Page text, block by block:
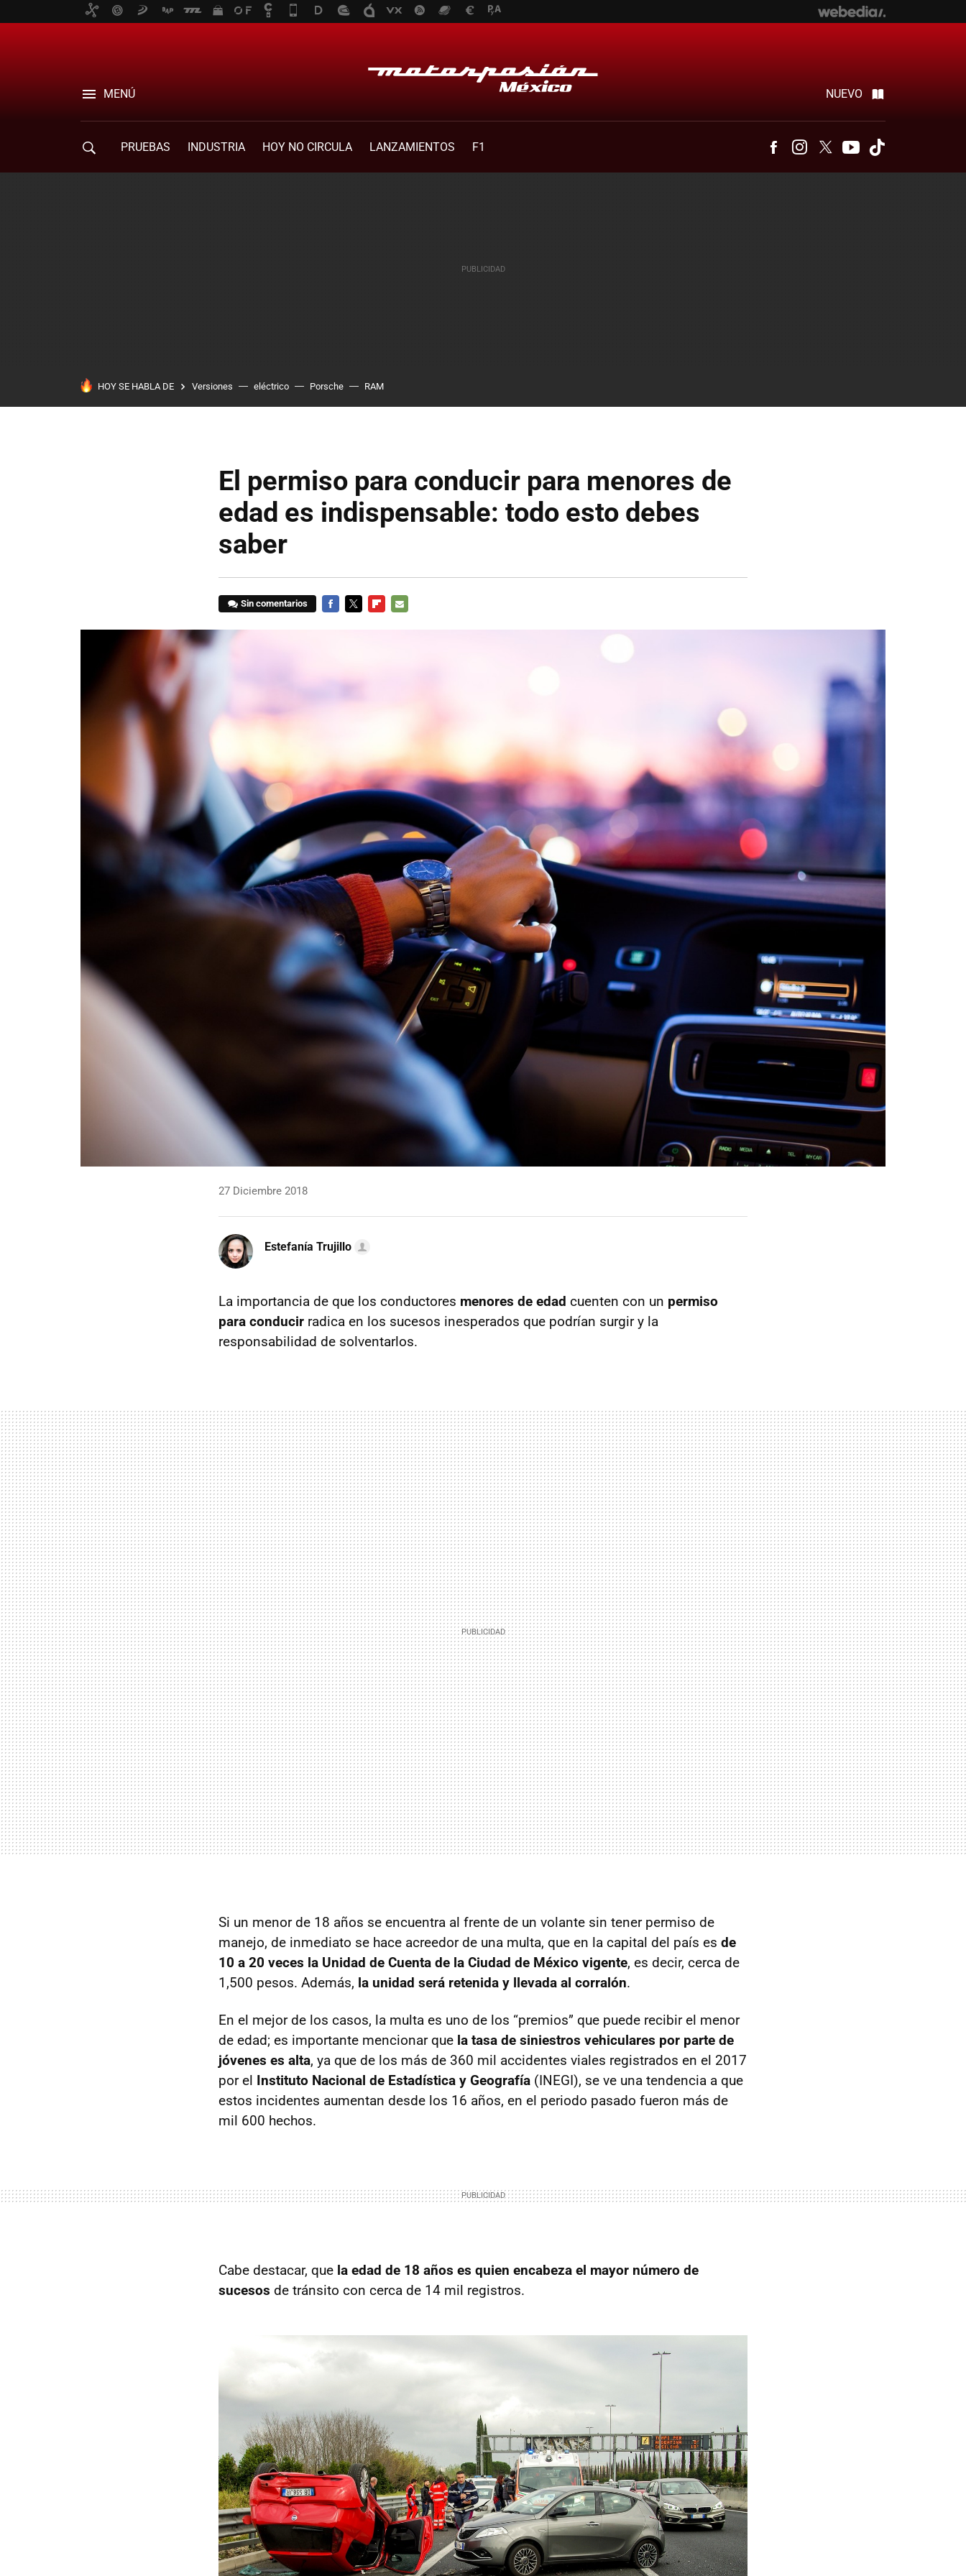
MENÚ NUEVO
PRUEBAS INDUSTRIA HOY NO CIRCULA LANZAMIENTOS F1 FacebookInstagram
Twitter Youtube
HOY SE HABLA DE Versiones eléctrico Porsche RAM
El permiso para conducir para menores de
edad es indispensable: todo esto debes
saber
Sin comentarios
27 Diciembre 2018
Estefanía Trujillo
La importancia de que los conductores menores de edad cuenten con un permiso
para conducir radica en los sucesos inesperados que podrían surgir y la
responsabilidad de solventarlos.
Si un menor de 18 años se encuentra al frente de un volante sin tener permiso de
manejo, de inmediato se hace acreedor de una multa, que en la capital del país es de
10 a 20 veces la Unidad de Cuenta de la Ciudad de México vigente, es decir, cerca de
1,500 pesos. Además, la unidad será retenida y llevada al corralón.
En el mejor de los casos, la multa es uno de los “premios” que puede recibir el menor
de edad; es importante mencionar que la tasa de siniestros vehiculares por parte de
jóvenes es alta, ya que de los más de 360 mil accidentes viales registrados en el 2017
por el Instituto Nacional de Estadística y Geografía (INEGI), se ve una tendencia a que
estos incidentes aumentan desde los 16 años, en el periodo pasado fueron más de
mil 600 hechos.
Cabe destacar, que la edad de 18 años es quien encabeza el mayor número de
sucesos de tránsito con cerca de 14 mil registros.